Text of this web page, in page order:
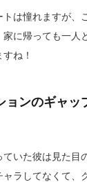
は憧れますが、
に帰っても一人
ね！
ョンのギャッ
いた彼は見た目
ラしてなくて、